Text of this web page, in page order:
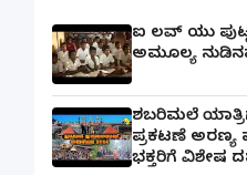
ಐ ಲವ್ ಯು
ಅಮೂಲ್ಯ
ಶಬರಿಮಲೆ
ಪ್ರಕಟಣೆ
ಭಕ್ತರಿಗೆ ವಿಶೇಷ